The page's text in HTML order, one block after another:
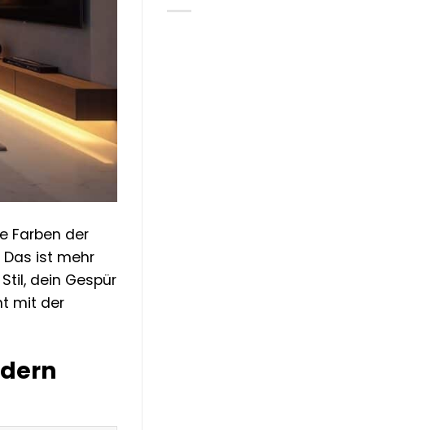
Farben der
ist mehr
dein Gespür
mit der